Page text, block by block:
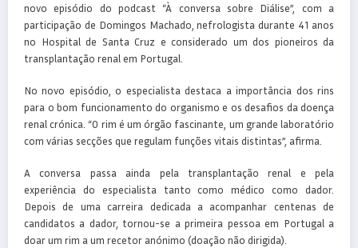
novo episódio do podcast “À conversa sobre Diálise”, com a
participação de Domingos Machado, nefrologista durante 41 anos
no Hospital de Santa Cruz e considerado um dos pioneiros da
transplantação renal em Portugal.
No novo episódio, o especialista destaca a importância dos rins
para o bom funcionamento do organismo e os desafios da doença
renal crónica. “O rim é um órgão fascinante, um grande laboratório
com várias secções que regulam funções vitais distintas”, afirma.
A conversa passa ainda pela transplantação renal e pela
experiência do especialista tanto como médico como dador.
Depois de uma carreira dedicada a acompanhar centenas de
candidatos a dador, tornou-se a primeira pessoa em Portugal a
doar um rim a um recetor anónimo (doação não dirigida).